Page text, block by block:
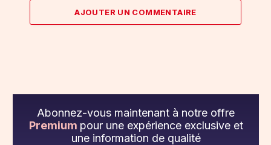
AJOUTER UN COMMENTAIRE
Abonnez-vous maintenant à notre offre
Premium pour une expérience exclusive et
une information de qualité